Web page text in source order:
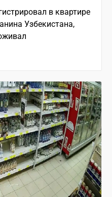
в квартире
Узбекистана,